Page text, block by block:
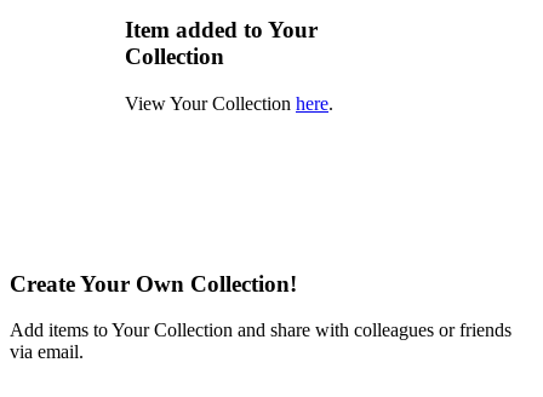
Item added to Your
Collection
View Your Collection here.
Create Your Own Collection!
Add items to Your Collection and share with colleagues or friends
via email.